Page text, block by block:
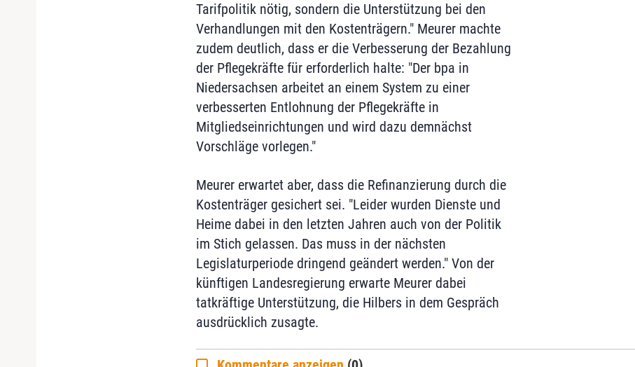
Tarifpolitik nötig, sondern die Unterstützung bei den
Verhandlungen mit den Kostenträgern." Meurer machte
zudem deutlich, dass er die Verbesserung der Bezahlung
der Pflegekräfte für erforderlich halte: "Der bpa in
Niedersachsen arbeitet an einem System zu einer
verbesserten Entlohnung der Pflegekräfte in
Mitgliedseinrichtungen und wird dazu demnächst
Vorschläge vorlegen."
Meurer erwartet aber, dass die Refinanzierung durch die
Kostenträger gesichert sei. "Leider wurden Dienste und
Heime dabei in den letzten Jahren auch von der Politik
im Stich gelassen. Das muss in der nächsten
Legislaturperiode dringend geändert werden." Von der
künftigen Landesregierung erwarte Meurer dabei
tatkräftige Unterstützung, die Hilbers in dem Gespräch
ausdrücklich zusagte.